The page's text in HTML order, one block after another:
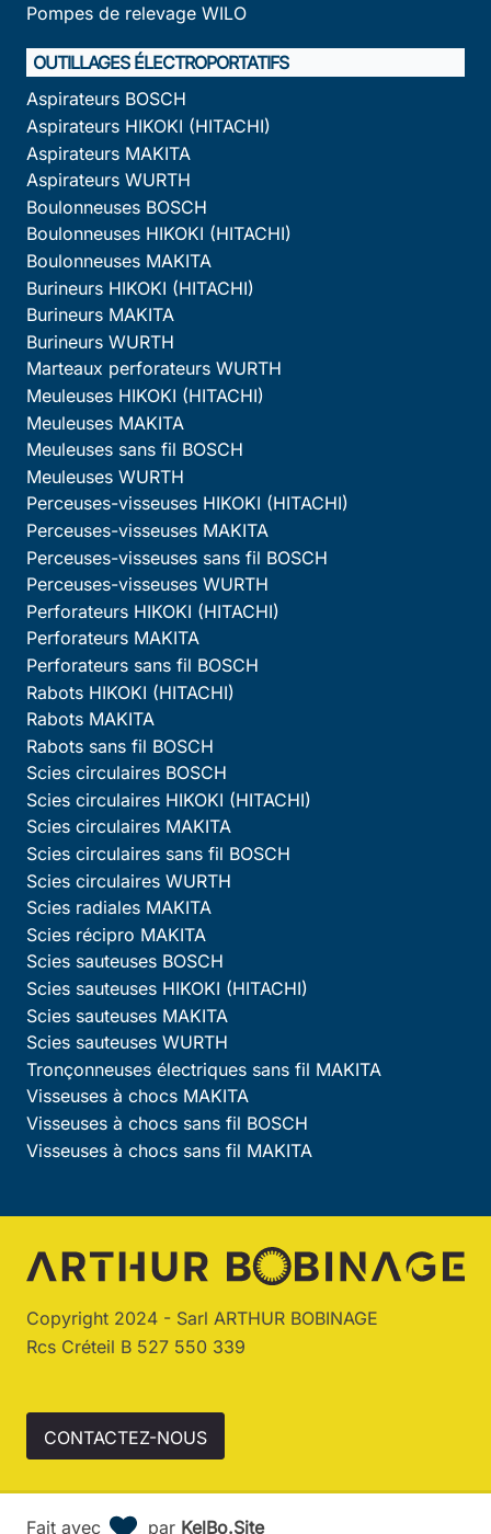
Pompes de relevage WILO
OUTILLAGES ÉLECTROPORTATIFS
Aspirateurs BOSCH
Aspirateurs HIKOKI (HITACHI)
Aspirateurs MAKITA
Aspirateurs WURTH
Boulonneuses BOSCH
Boulonneuses HIKOKI (HITACHI)
Boulonneuses MAKITA
Burineurs HIKOKI (HITACHI)
Burineurs MAKITA
Burineurs WURTH
Marteaux perforateurs WURTH
Meuleuses HIKOKI (HITACHI)
Meuleuses MAKITA
Meuleuses sans fil BOSCH
Meuleuses WURTH
Perceuses-visseuses HIKOKI (HITACHI)
Perceuses-visseuses MAKITA
Perceuses-visseuses sans fil BOSCH
Perceuses-visseuses WURTH
Perforateurs HIKOKI (HITACHI)
Perforateurs MAKITA
Perforateurs sans fil BOSCH
Rabots HIKOKI (HITACHI)
Rabots MAKITA
Rabots sans fil BOSCH
Scies circulaires BOSCH
Scies circulaires HIKOKI (HITACHI)
Scies circulaires MAKITA
Scies circulaires sans fil BOSCH
Scies circulaires WURTH
Scies radiales MAKITA
Scies récipro MAKITA
Scies sauteuses BOSCH
Scies sauteuses HIKOKI (HITACHI)
Scies sauteuses MAKITA
Scies sauteuses WURTH
Tronçonneuses électriques sans fil MAKITA
Visseuses à chocs MAKITA
Visseuses à chocs sans fil BOSCH
Visseuses à chocs sans fil MAKITA
Copyright 2024 - Sarl ARTHUR BOBINAGE
Rcs Créteil B 527 550 339
CONTACTEZ-NOUS
Fait avec par KelBo.Site